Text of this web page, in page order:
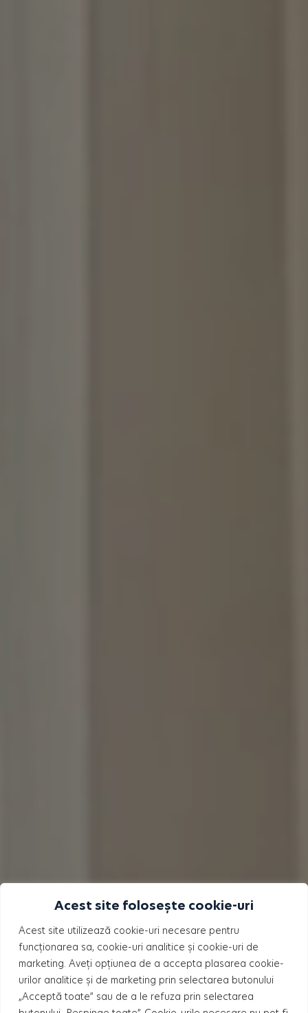
Acest site folosește cookie-uri
Acest site utilizează cookie-uri necesare pentru
funcționarea sa, cookie-uri analitice și cookie-uri de
marketing. Aveți opțiunea de a accepta plasarea cookie-
urilor analitice și de marketing prin selectarea butonului
„Acceptă toate” sau de a le refuza prin selectarea